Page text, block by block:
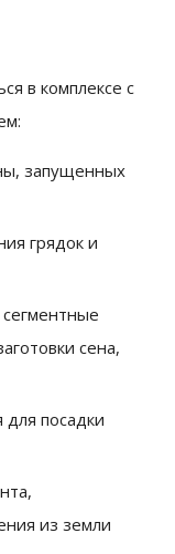
в комплексе с
запущенных
грядок и
сена,
посадки
из земли